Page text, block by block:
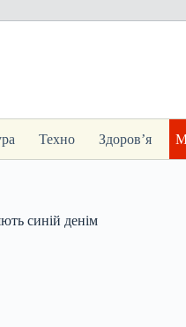
Техно Здоров’я
синій денім